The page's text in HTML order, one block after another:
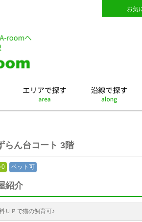
らん台コート 3階
0 ペット可
紹介
ＵＰで猫の飼育可♪